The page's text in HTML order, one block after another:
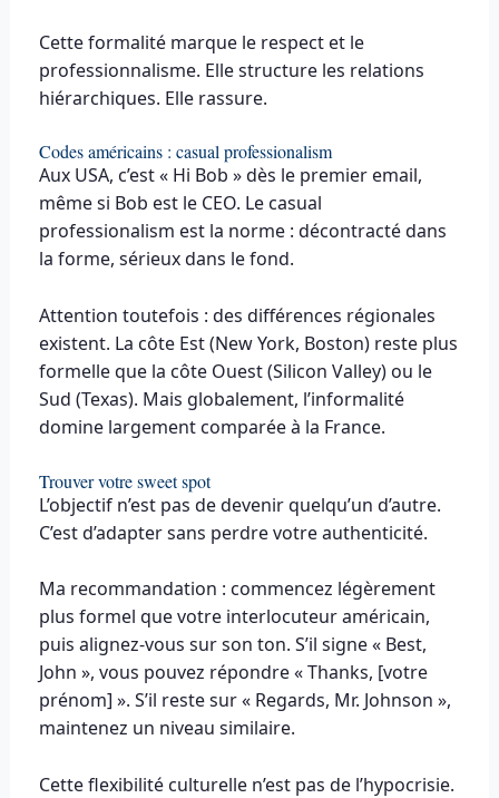
Cette formalité marque le respect et le
professionnalisme. Elle structure les relations
hiérarchiques. Elle rassure.
Codes américains : casual professionalism
Aux USA, c’est « Hi Bob » dès le premier email,
même si Bob est le CEO. Le casual
professionalism est la norme : décontracté dans
la forme, sérieux dans le fond.
Attention toutefois : des différences régionales
existent. La côte Est (New York, Boston) reste plus
formelle que la côte Ouest (Silicon Valley) ou le
Sud (Texas). Mais globalement, l’informalité
domine largement comparée à la France.
Trouver votre sweet spot
L’objectif n’est pas de devenir quelqu’un d’autre.
C’est d’adapter sans perdre votre authenticité.
Ma recommandation : commencez légèrement
plus formel que votre interlocuteur américain,
puis alignez-vous sur son ton. S’il signe « Best,
John », vous pouvez répondre « Thanks, [votre
prénom] ». S’il reste sur « Regards, Mr. Johnson »,
maintenez un niveau similaire.
Cette flexibilité culturelle n’est pas de l’hypocrisie.